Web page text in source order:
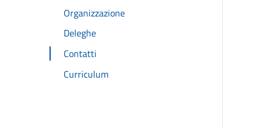
Organizzazione
Deleghe
Contatti
Curriculum